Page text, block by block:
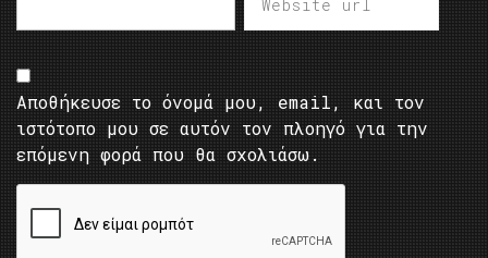
Αποθήκευσε το όνομά μου, email, και τον
ιστότοπο μου σε αυτόν τον πλοηγό για την
επόμενη φορά που θα σχολιάσω.